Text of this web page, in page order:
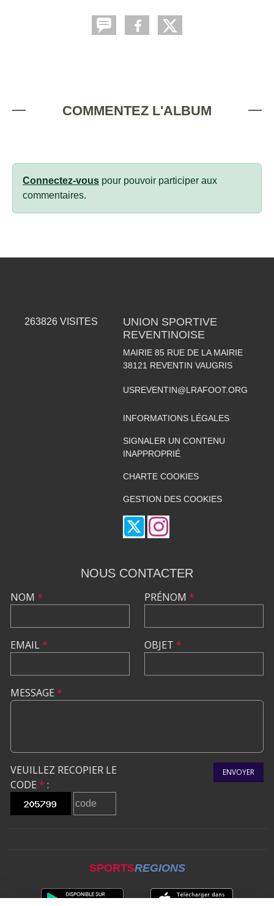
COMMENTEZ L'ALBUM
Connectez-vous pour pouvoir participer aux
commentaires.
263826 VISITES
UNION SPORTIVE
REVENTINOISE
MAIRIE 85 RUE DE LA MAIRIE
38121 REVENTIN VAUGRIS
USREVENTIN@LRAFOOT.ORG
INFORMATIONS LÉGALES
SIGNALER UN CONTENU
INAPPROPRIÉ
CHARTE COOKIES
GESTION DES COOKIES
NOUS CONTACTER
NOM *
EMAIL*
PRÉNOM *
OBJET *
MESSAGE *
VEUILLEZ RECOPIER LE
CODE * :
ENVOYER
SPORTSREGIONS